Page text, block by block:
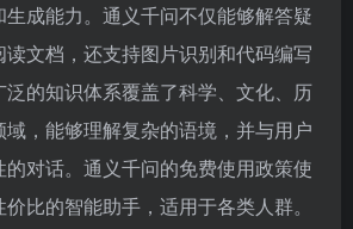
成能力。通义千问不仅能够解答疑
文档，还支持图片识别和代码编写
的知识体系覆盖了科学、文化、历
域，能够理解复杂的语境，并与用户
对话。通义千问的免费使用政策使
比的智能助手，适用于各类人群。